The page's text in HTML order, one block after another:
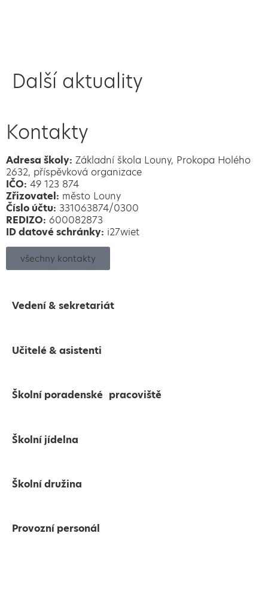
Další aktuality
Kontakty
Adresa školy: Základní škola Louny, Prokopa Holého
2632, příspěvková organizace
IČO: 49 123 874
Zřizovatel: město Louny
Číslo účtu: 331063874/0300
REDIZO: 600082873
ID datové schránky: i27wiet
všechny kontakty
Vedení & sekretariát
Učitelé & asistenti
Školní poradenské pracoviště
Školní jídelna
Školní družina
Provozní personál